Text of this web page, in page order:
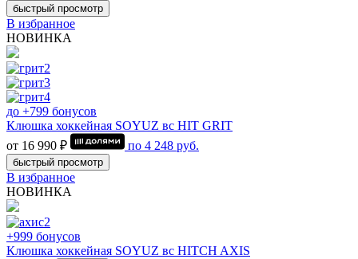
быстрый просмотр
В избранное
НОВИНКА
до +799 бонусов
Клюшка хоккейная SOYUZ вс HIT GRIT
от 16 990 ₽
по 4 248 руб.
быстрый просмотр
В избранное
НОВИНКА
+999 бонусов
Клюшка хоккейная SOYUZ вс HITCH AXIS